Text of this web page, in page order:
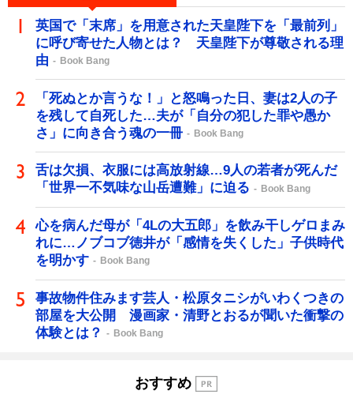
英国で「末席」を用意された天皇陛下を「最前列」
に呼び寄せた人物とは？ 天皇陛下が尊敬される理
由
Book Bang
「死ぬとか言うな！」と怒鳴った日、妻は2人の子
を残して自死した…夫が「自分の犯した罪や愚か
さ」に向き合う魂の一冊
Book Bang
舌は欠損、衣服には高放射線…9人の若者が死んだ
「世界一不気味な山岳遭難」に迫る
Book Bang
心を病んだ母が「4Lの大五郎」を飲み干しゲロまみ
れに…ノブコブ徳井が「感情を失くした」子供時代
を明かす
Book Bang
事故物件住みます芸人・松原タニシがいわくつきの
部屋を大公開 漫画家・清野とおるが聞いた衝撃の
体験とは？
Book Bang
おすすめ